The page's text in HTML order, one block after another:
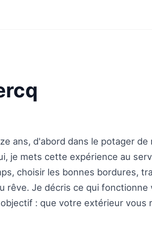
ans, d'abord dans le potager
je mets cette expérience au
choisir les bonnes bordures,
rêve. Je décris ce qui
: que votre extérieur vous